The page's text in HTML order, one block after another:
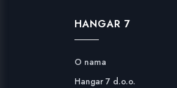
HANGAR 7
O nama
Hangar 7 d.o.o.